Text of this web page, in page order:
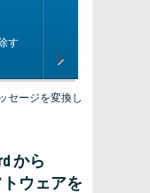
す
セージを変換し
から
トウェアを